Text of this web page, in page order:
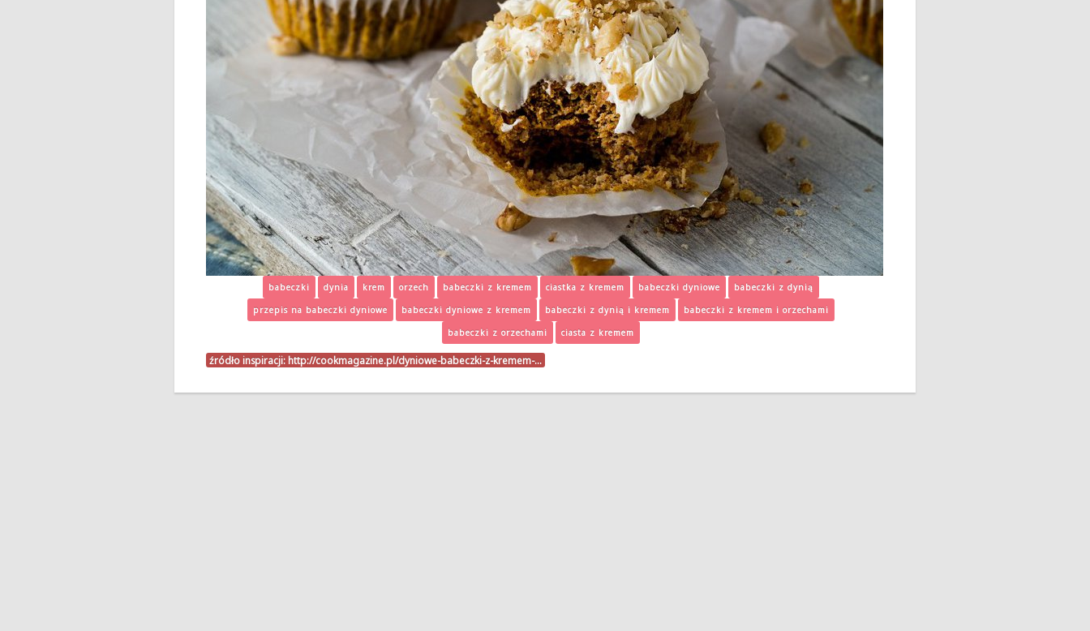
babeczki dynia krem orzech babeczki z kremem ciastka z kremem babeczki dyniowe
babeczki z dynią
przepis na babeczki dyniowe
babeczki dyniowe z kremem babeczki z dynią i kremem
babeczki z kremem i orzechami
babeczki z orzechami
ciasta z kremem
źródło inspiracji: http://cookmagazine.pl/dyniowe-babeczki-z-kremem-…